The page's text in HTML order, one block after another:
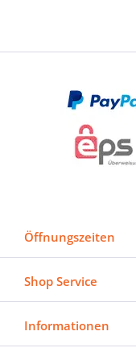
Öffnungszeiten
Shop Service
Informationen